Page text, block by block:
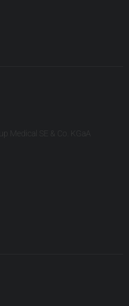
Medical SE & Co. KGaA